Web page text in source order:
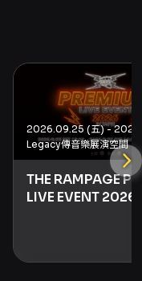
單位有權取消訂
。 - 請以 KKTIX
定（取票、退
）以 KKTIX 官方
頁面
機或未經同意的
特瓶容器、雷射
人一票、憑票入
入場且不予退票
券視同有價證
Legacy傳音樂展演空間
THE RAMPAGE
LIVE EVENT 2026